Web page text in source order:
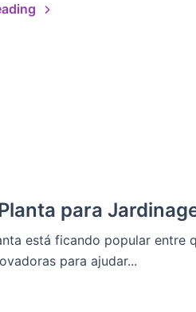
para
está ficando popular entre
para ajudar...